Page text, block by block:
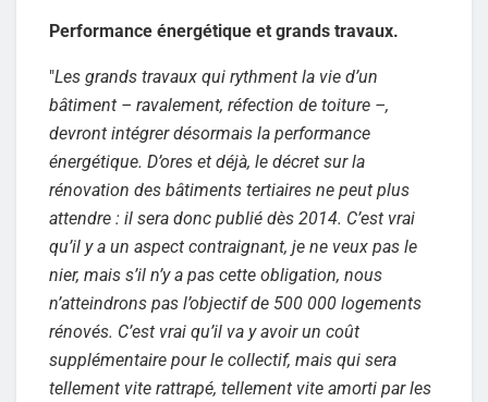
Performance énergétique et grands travaux.
"Les grands travaux qui rythment la vie d’un
bâtiment – ravalement, réfection de toiture –,
devront intégrer désormais la performance
énergétique. D’ores et déjà, le décret sur la
rénovation des bâtiments tertiaires ne peut plus
attendre : il sera donc publié dès 2014. C’est vrai
qu’il y a un aspect contraignant, je ne veux pas le
nier, mais s’il n’y a pas cette obligation, nous
n’atteindrons pas l’objectif de 500 000 logements
rénovés. C’est vrai qu’il va y avoir un coût
supplémentaire pour le collectif, mais qui sera
tellement vite rattrapé, tellement vite amorti par les